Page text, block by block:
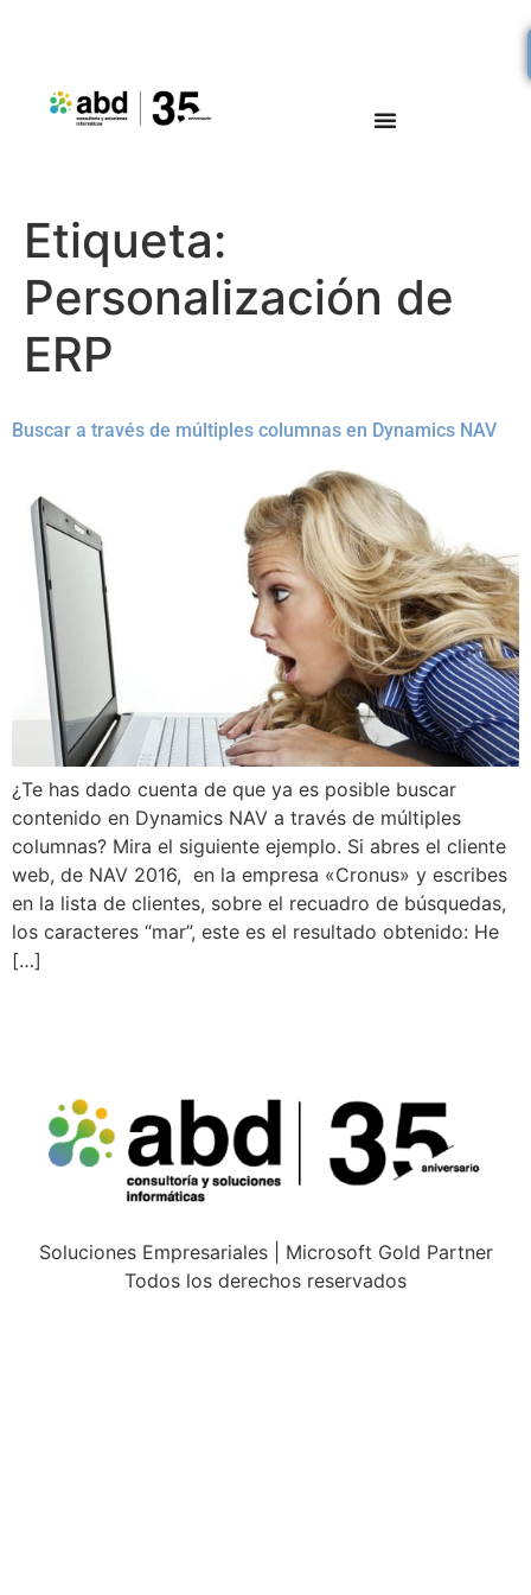
Etiqueta:
Personalización de
ERP
Buscar a través de múltiples columnas en Dynamics NAV
¿Te has dado cuenta de que ya es posible buscar
contenido en Dynamics NAV a través de múltiples
columnas? Mira el siguiente ejemplo. Si abres el cliente
web, de NAV 2016, en la empresa «Cronus» y escribes
en la lista de clientes, sobre el recuadro de búsquedas,
los caracteres “mar”, este es el resultado obtenido: He
[…]
Soluciones Empresariales | Microsoft Gold Partner
Todos los derechos reservados